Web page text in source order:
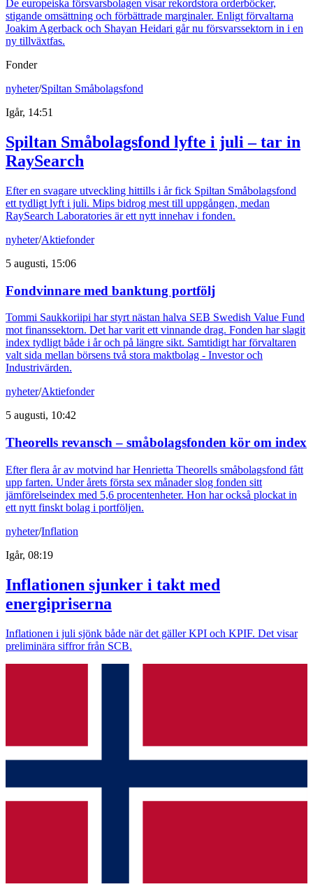
De europeiska försvarsbolagen visar rekordstora orderböcker,
stigande omsättning och förbättrade marginaler. Enligt förvaltarna
Joakim Agerback och Shayan Heidari går nu försvarssektorn in i en
ny tillväxtfas.
Fonder
nyheter/Spiltan Småbolagsfond
Igår, 14:51
Spiltan Småbolagsfond lyfte i juli – tar in
RaySearch
Efter en svagare utveckling hittills i år fick Spiltan Småbolagsfond
ett tydligt lyft i juli. Mips bidrog mest till uppgången, medan
RaySearch Laboratories är ett nytt innehav i fonden.
nyheter/Aktiefonder
5 augusti, 15:06
Fondvinnare med banktung portfölj
Tommi Saukkoriipi har styrt nästan halva SEB Swedish Value Fund
mot finanssektorn. Det har varit ett vinnande drag. Fonden har slagit
index tydligt både i år och på längre sikt. Samtidigt har förvaltaren
valt sida mellan börsens två stora maktbolag - Investor och
Industrivärden.
nyheter/Aktiefonder
5 augusti, 10:42
Theorells revansch – småbolagsfonden kör om index
Efter flera år av motvind har Henrietta Theorells småbolagsfond fått
upp farten. Under årets första sex månader slog fonden sitt
jämförelseindex med 5,6 procentenheter. Hon har också plockat in
ett nytt finskt bolag i portföljen.
nyheter/Inflation
Igår, 08:19
Inflationen sjunker i takt med
energipriserna
Inflationen i juli sjönk både när det gäller KPI och KPIF. Det visar
preliminära siffror från SCB.